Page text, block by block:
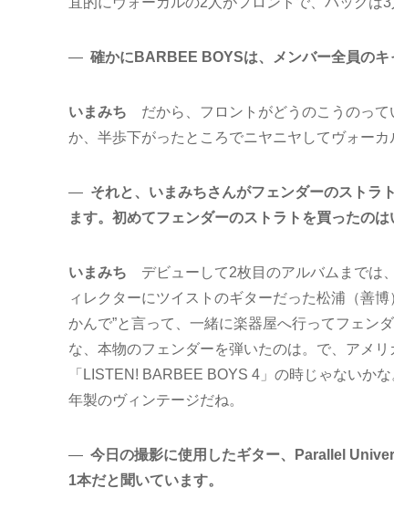
― 確かにBARBEE BOYSは、メンバー全員のキ
いまみち だから、フロントがどうのこうのっ
か、半歩下がったところでニヤニヤしてヴォーカ
― それと、いまみちさんがフェンダーのストラ
ます。初めてフェンダーのストラトを買ったのは
いまみち デビューして2枚目のアルバムまでは
ィレクターにツイストのギターだった松浦（善
かんで”と言って、一緒に楽器屋へ行ってフェン
な、本物のフェンダーを弾いたのは。で、アメ
「LISTEN! BARBEE BOYS 4」の時じゃないか
年製のヴィンテージだね。
― 今日の撮影に使用したギター、Parallel
1本だと聞いています。